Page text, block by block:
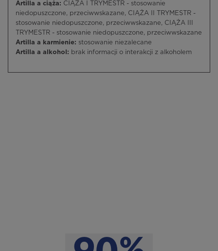
Artilla a ciąża: CIĄŻA I TRYMESTR - stosowanie
niedopuszczone, przeciwwskazane, CIĄŻA II TRYMESTR -
stosowanie niedopuszczone, przeciwwskazane, CIĄŻA III
TRYMESTR - stosowanie niedopuszczone, przeciwwskazane
Artilla a karmienie: stosowanie niezalecane
Artilla a alkohol: brak informacji o interakcji z alkoholem